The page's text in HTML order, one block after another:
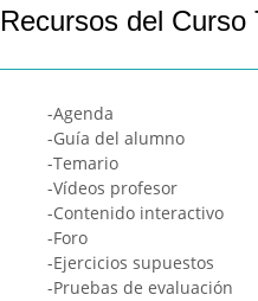
Recursos del
-Agenda
-Guía del alumno
-Temario
-Vídeos profesor
-Contenido interactivo
-Foro
-Ejercicios supuestos
-Pruebas de evaluación